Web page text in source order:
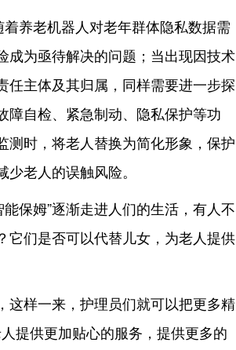
养老机器人对老年群体隐私数据需
成为亟待解决的问题；当出现因技术
任主体及其归属，同样需要进一步探
障自检、紧急制动、隐私保护等功
测时，将老人替换为简化形象，保护
老人的误触风险。
保姆”逐渐走进人们的生活，有人不
它们是否可以代替儿女，为老人提供
这样一来，护理员们就可以把更多精
提供更加贴心的服务，提供更多的